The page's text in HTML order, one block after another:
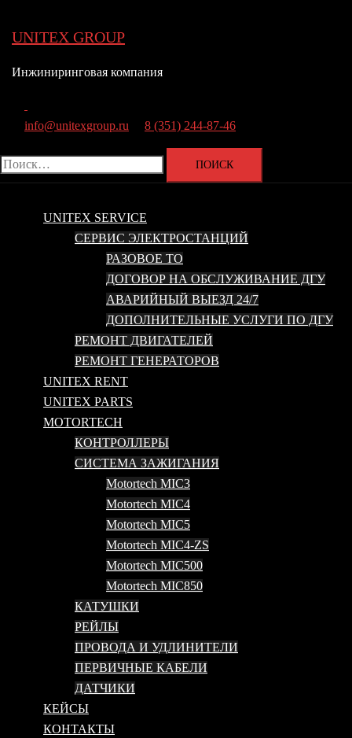
UNITEX GROUP
Инжиниринговая компания
info@unitexgroup.ru
8 (351) 244-87-46
Найти:
UNITEX SERVICE
СЕРВИС ЭЛЕКТРОСТАНЦИЙ
РАЗОВОЕ ТО
ДОГОВОР НА ОБСЛУЖИВАНИЕ ДГУ
АВАРИЙНЫЙ ВЫЕЗД 24/7
ДОПОЛНИТЕЛЬНЫЕ УСЛУГИ ПО ДГУ
РЕМОНТ ДВИГАТЕЛЕЙ
РЕМОНТ ГЕНЕРАТОРОВ
UNITEX RENT
UNITEX PARTS
MOTORTECH
КОНТРОЛЛЕРЫ
СИСТЕМА ЗАЖИГАНИЯ
Motortech MIC3
Motortech MIC4
Motortech MIC5
Motortech MIC4-ZS
Motortech MIC500
Motortech MIC850
КАТУШКИ
РЕЙЛЫ
ПРОВОДА И УДЛИНИТЕЛИ
ПЕРВИЧНЫЕ КАБЕЛИ
ДАТЧИКИ
КЕЙСЫ
КОНТАКТЫ